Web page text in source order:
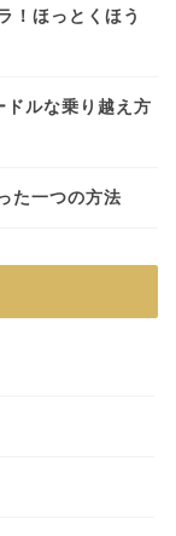
！ほっとくほう
ルな乗り越え方
た一つの方法